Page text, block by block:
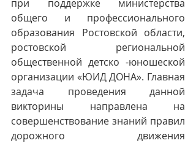
при поддержке министерства
общего и профессионального
образования Ростовской области,
ростовской региональной
общественной детско -юношеской
организации «ЮИД ДОНА». Главная
задача проведения данной
викторины направлена на
совершенствование знаний правил
дорожного движения